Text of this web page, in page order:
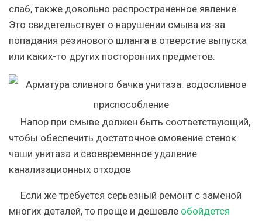
слаб, также довольно распространенное явление.
Это свидетельствует о нарушении смыва из-за
попадания резинового шланга в отверстие выпуска
или каких-то других посторонних предметов.
Напор при смыве должен быть соответствующий,
чтобы обеспечить достаточное омовение стенок
чаши унитаза и своевременное удаление
канализационных отходов
Если же требуется серьезный ремонт с заменой
многих деталей, то проще и дешевле обойдется